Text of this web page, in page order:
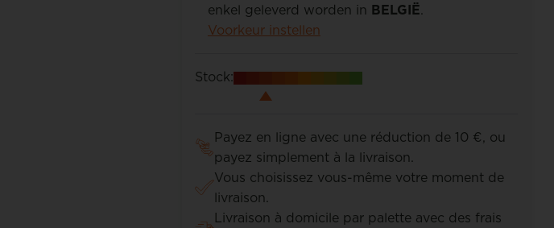
enkel geleverd worden in BELGIË.
Voorkeur instellen
Stock:
Payez en ligne avec une réduction de 10 €, ou
payez simplement à la livraison.
Vous choisissez vous-même votre moment de
livraison.
Livraison à domicile par palette avec des frais